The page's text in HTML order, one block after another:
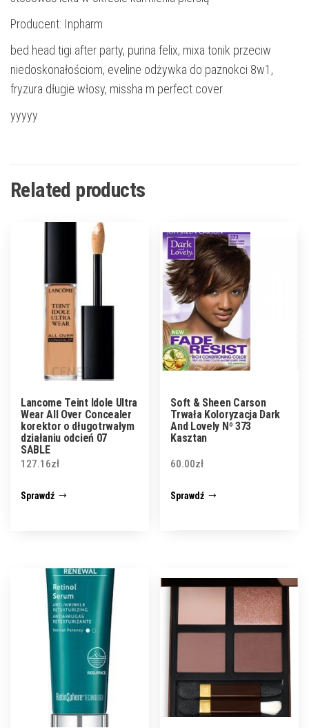
Producent: Inpharm
bed head tigi after party, purina felix, mixa tonik przeciw
niedoskonałościom, eveline odżywka do paznokci 8w1,
fryzura długie włosy, missha m perfect cover
yyyyy
Related products
Lancome Teint Idole Ultra
Wear All Over Concealer
korektor o długotrwałym
działaniu odcień 07
SABLE
127.16zł
Sprawdź
Soft & Sheen Carson
Trwała Koloryzacja Dark
And Lovely Nº 373
Kasztan
60.00zł
Sprawdź